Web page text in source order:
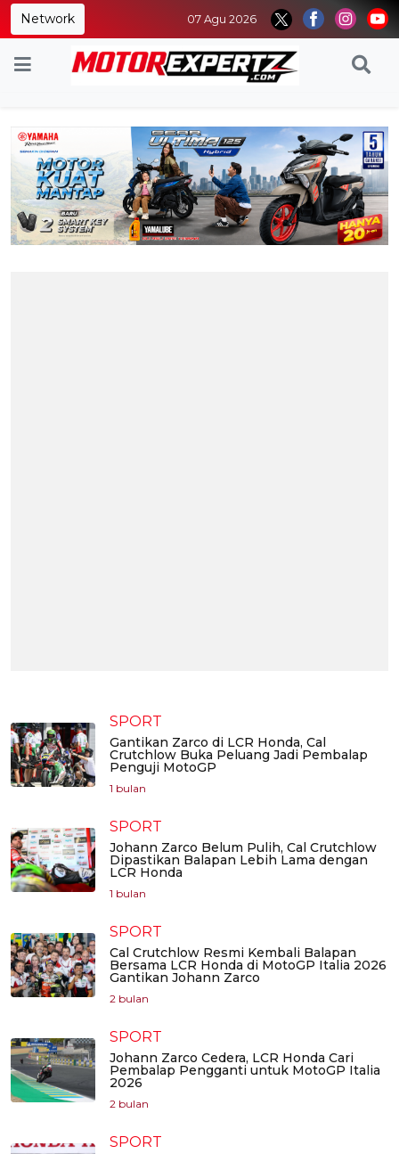
Network 07 Agu 2026
SPORT
Gantikan Zarco di LCR Honda, Cal
Crutchlow Buka Peluang Jadi Pembalap
Penguji MotoGP
1 bulan
SPORT
Johann Zarco Belum Pulih, Cal Crutchlow
Dipastikan Balapan Lebih Lama dengan
LCR Honda
1 bulan
SPORT
Cal Crutchlow Resmi Kembali Balapan
Bersama LCR Honda di MotoGP Italia 2026
Gantikan Johann Zarco
2 bulan
SPORT
Johann Zarco Cedera, LCR Honda Cari
Pembalap Pengganti untuk MotoGP Italia
2026
2 bulan
SPORT